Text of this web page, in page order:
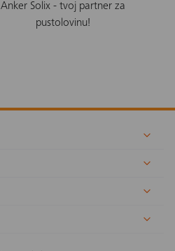
Anker Solix - tvoj partner za
pustolovinu!